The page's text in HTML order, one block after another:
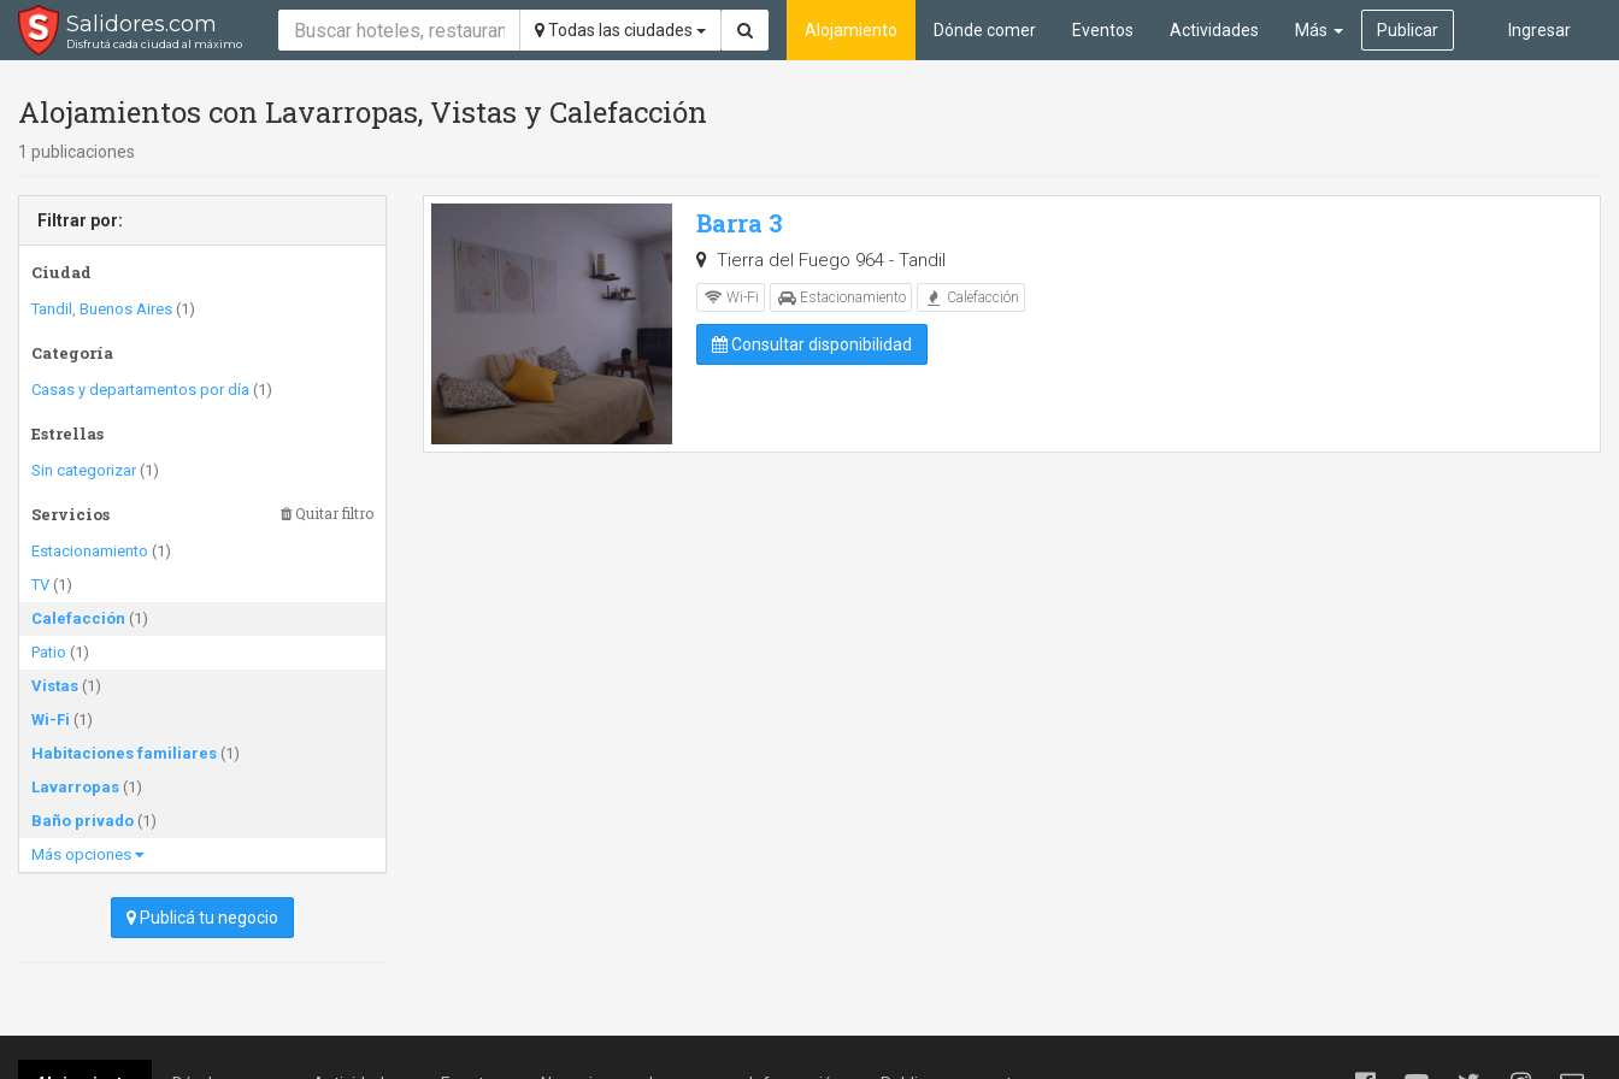
Salidores.com
Disfrutá cada ciudad al máximo
Todas las ciudades Ingresar
Alojamiento Dónde comer Eventos Actividades Más Publicar
Alojamientos con Lavarropas, Vistas y Calefacción
1 publicaciones
Filtrar por:
Ciudad
Tandil, Buenos Aires (1)
Categoría
Casas y departamentos por día (1)
Estrellas
Sin categorizar(1)
Servicios Quitar filtro
Estacionamiento (1)
TV (1)
Calefacción (1)
Patio (1)
Vistas (1)
Wi-Fi (1)
Habitaciones familiares (1)
Lavarropas (1)
Baño privado (1)
Más opciones
Publicá tu negocio
Barra 3
Tierra del Fuego 964 - Tandil
Wi-Fi Estacionamiento Calefacción
Consultar disponibilidad